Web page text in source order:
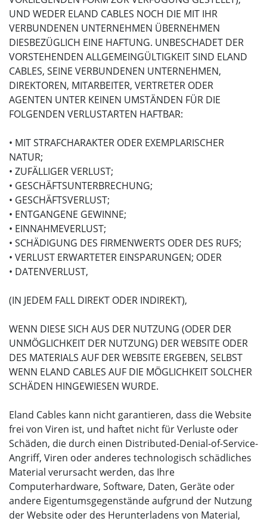
UND WEDER ELAND CABLES NOCH DIE MIT IHR
VERBUNDENEN UNTERNEHMEN ÜBERNEHMEN
DIESBEZÜGLICH EINE HAFTUNG. UNBESCHADET DER
VORSTEHENDEN ALLGEMEINGÜLTIGKEIT SIND ELAND
CABLES, SEINE VERBUNDENEN UNTERNEHMEN,
DIREKTOREN, MITARBEITER, VERTRETER ODER
AGENTEN UNTER KEINEN UMSTÄNDEN FÜR DIE
FOLGENDEN VERLUSTARTEN HAFTBAR:
• MIT STRAFCHARAKTER ODER EXEMPLARISCHER
NATUR;
• ZUFÄLLIGER VERLUST;
• GESCHÄFTSUNTERBRECHUNG;
• GESCHÄFTSVERLUST;
• ENTGANGENE GEWINNE;
• EINNAHMEVERLUST;
• SCHÄDIGUNG DES FIRMENWERTS ODER DES RUFS;
• VERLUST ERWARTETER EINSPARUNGEN; ODER
• DATENVERLUST,
(IN JEDEM FALL DIREKT ODER INDIREKT),
WENN DIESE SICH AUS DER NUTZUNG (ODER DER
UNMÖGLICHKEIT DER NUTZUNG) DER WEBSITE ODER
DES MATERIALS AUF DER WEBSITE ERGEBEN, SELBST
WENN ELAND CABLES AUF DIE MÖGLICHKEIT SOLCHER
SCHÄDEN HINGEWIESEN WURDE.
Eland Cables kann nicht garantieren, dass die Website
frei von Viren ist, und haftet nicht für Verluste oder
Schäden, die durch einen Distributed-Denial-of-Service-
Angriff, Viren oder anderes technologisch schädliches
Material verursacht werden, das Ihre
Computerhardware, Software, Daten, Geräte oder
andere Eigentumsgegenstände aufgrund der Nutzung
der Website oder des Herunterladens von Material,